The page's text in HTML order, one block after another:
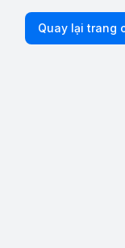
Quay lại trang